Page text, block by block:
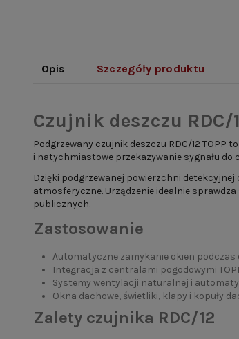
Opis Szczegóły produktu
Czujnik deszczu
Podgrzewany czujnik deszczu RDC/12
i natychmiastowe przekazywanie sygnału
Dzięki podgrzewanej powierzchni
atmosferyczne. Urządzenie idealnie
publicznych.
Zastosowanie
Automatyczne zamykanie okien podczas
Integracja z centralami pogodowymi
Systemy wentylacji naturalnej i
Okna dachowe, świetliki, klapy i kopuły
Zalety czujnika RDC/12